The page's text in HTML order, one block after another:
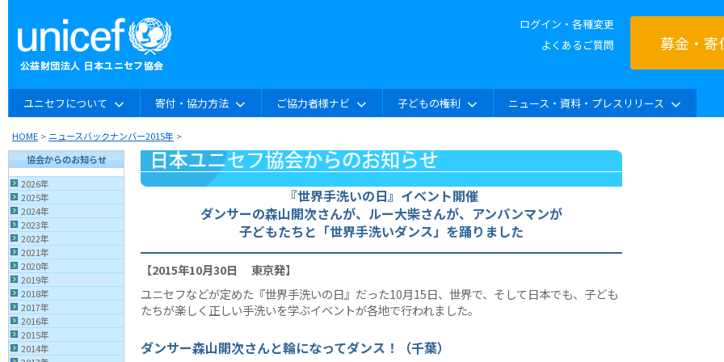
ログイン・各種変更
よくあるご質問
募金・寄
ユニセフについて 寄付・協力方法 ご協力者様ナビ 子どもの権利 ニュース・資料・プレスリリース
HOME > ニュースバックナンバー2015年 >
協会からのお知らせ
2026年
2025年
2024年
2023年
2022年
2021年
2020年
2019年
2018年
2017年
2016年
2015年
2014年
『世界手洗いの日』イベント開催
ダンサーの森山開次さんが、ルー大柴さんが、アンパンマンが
子どもたちと「世界手洗いダンス」を踊りました
【2015年10月30日 東京発】
ユニセフなどが定めた『世界手洗いの日』だった10月15日、世界で、そして日本でも、子ども
たちが楽しく正しい手洗いを学ぶイベントが各地で行われました。
ダンサー森山開次さんと輪になってダンス！（千葉）